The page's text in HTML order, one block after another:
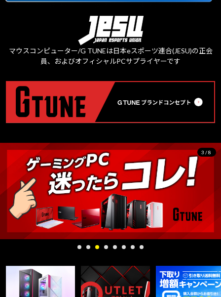
マウスコンピューター/G TUNEは日本eスポーツ連合(JESU)の正会
員、およびオフィシャルPCサプライヤーです
3/8